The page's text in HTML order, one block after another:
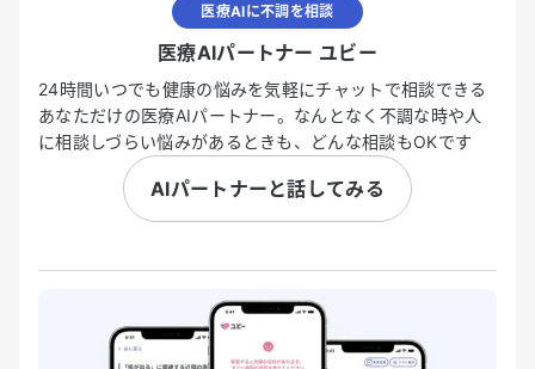
医療AIに不調を相談
医療AIパートナー ユビー
24時間いつでも健康の悩みを気軽にチャットで相談できる
あなただけの医療AIパートナー。なんとなく不調な時や人
に相談しづらい悩みがあるときも、どんな相談もOKです
AIパートナーと話してみる